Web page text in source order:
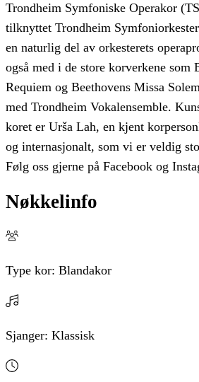
Trondheim Symfoniske Operakor
tilknyttet Trondheim
en naturlig del av orkesterets
også med i de store korverkene som
Requiem og Beethovens Missa
med Trondheim Vokalensemble.
koret er Urša Lah, en kjent
og internasjonalt, som vi er veldig
Følg oss gjerne på Facebook og
Nøkkelinfo
Type kor: Blandakor
Sjanger: Klassisk